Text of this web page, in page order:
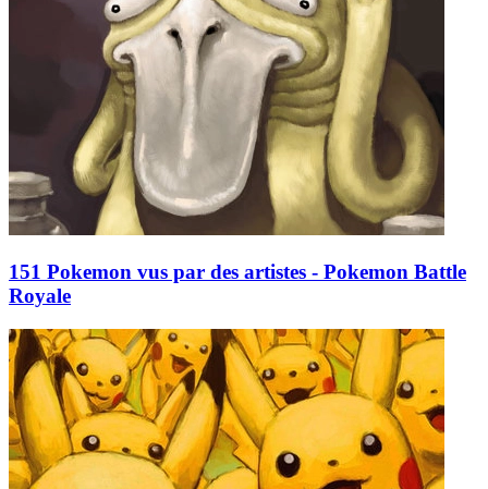
151 Pokemon vus par des artistes - Pokemon Battle
Royale